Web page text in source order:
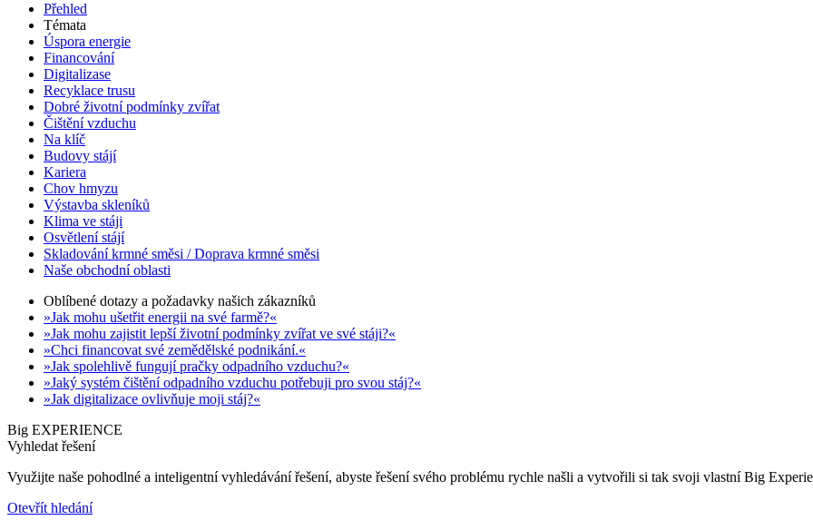
Přehled
Témata
Úspora energie
Financování
Digitalizase
Recyklace trusu
Dobré životní podmínky zvířat
Čištění vzduchu
Na klíč
Budovy stájí
Kariera
Chov hmyzu
Výstavba skleníků
Klima ve stáji
Osvětlení stájí
Skladování krmné směsi / Doprava krmné směsi
Naše obchodní oblasti
Oblíbené dotazy a požadavky našich zákazníků
»Jak mohu ušetřit energii na své farmě?«
»Jak mohu zajistit lepší životní podmínky zvířat ve své stáji?«
»Chci financovat své zemědělské podnikání.«
»Jak spolehlivě fungují pračky odpadního vzduchu?«
»Jaký systém čištění odpadního vzduchu potřebuji pro svou stáj?«
»Jak digitalizace ovlivňuje moji stáj?«
Big EXPERIENCE
Vyhledat řešení
Využijte naše pohodlné a inteligentní vyhledávání řešení, abyste řešení svého problému rychle našli a vytvořili si tak svoji vlastní Big
Otevřít hledání